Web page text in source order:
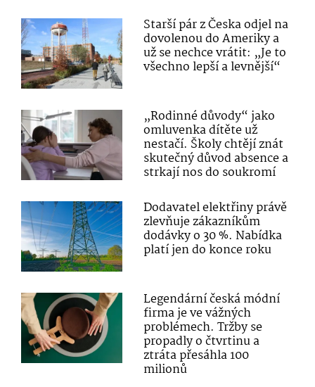
Starší pár z Česka odjel na
dovolenou do Ameriky a
už se nechce vrátit: „Je to
všechno lepší a levnější“
„Rodinné důvody“ jako
omluvenka dítěte už
nestačí. Školy chtějí znát
skutečný důvod absence a
strkají nos do soukromí
Dodavatel elektřiny právě
zlevňuje zákazníkům
dodávky o 30 %. Nabídka
platí jen do konce roku
Legendární česká módní
firma je ve vážných
problémech. Tržby se
propadly o čtvrtinu a
ztráta přesáhla 100
milionů